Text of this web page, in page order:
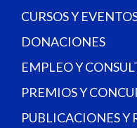
CURSOS Y
DONACIONES
EMPLEO Y
PREMIOS Y
PUBLICACIONES Y